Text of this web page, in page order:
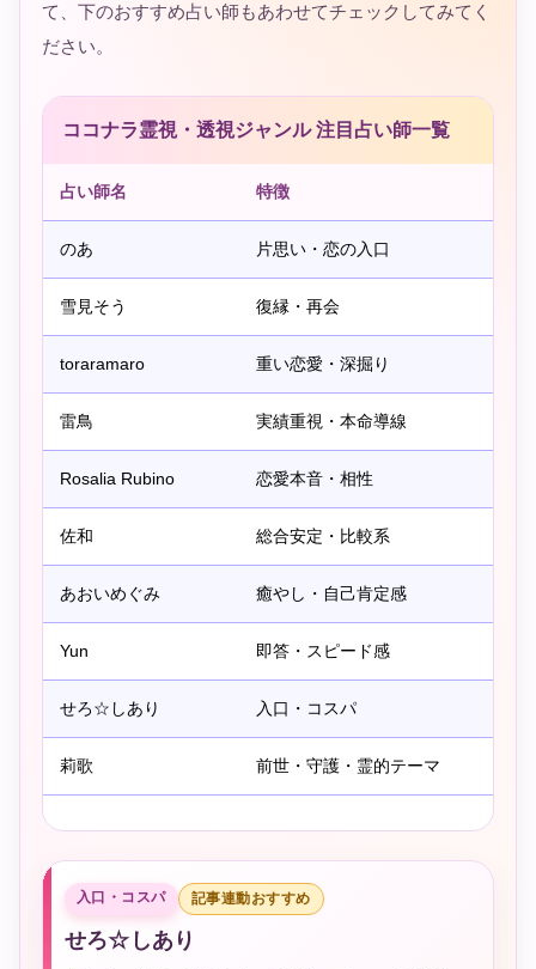
て、下のおすすめ占い師もあわせてチェックしてみてく
ださい。
ココナラ霊視・透視ジャンル 注目占い師一覧
占い師名 特徴
のあ 片思い・恋の入口
雪見そう 復縁・再会
toraramaro 重い恋愛・深掘り
雷鳥 実績重視・本命導線
Rosalia Rubino 恋愛本音・相性
佐和 総合安定・比較系
あおいめぐみ 癒やし・自己肯定感
Yun 即答・スピード感
せろ☆しあり 入口・コスパ
莉歌 前世・守護・霊的テーマ
入口・コスパ 記事連動おすすめ
せろ☆しあり